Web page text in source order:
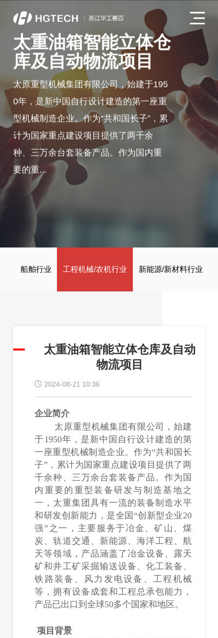
太重油箱智能立体仓
库及自动物流项目
太原重型机械集团有限公司，始建于195
0年，是新中国自行设计建造的第一座重
型机械制造企业。作为“共和国长子”，累
计为国家重点建设项目提供了两千余
种、三万余台套装备产品。作为国内重
要的重...
船舶行业 工程机械/农机行业 新能源/新材料行业
太重油箱智能立体仓库及自动
物流项目
2024-08-21 10:36
企业简介
太原重型机械集团有限公司，始建
于1950年，是新中国自行设计建造的第
一座重型机械制造企业。作为“共和国长
子”，累计为国家重点建设项目提供了两
千余种、三万余台套装备产品。作为国
内重要的重型装备研发与制造基地之
一，太重集团具有一流的装备制造水平
和研发创新能力，是全国“创新型企业20
强”之一，主要服务于冶金、矿山、煤
炭、轨道交通、新能源、海洋工程、航
天等领域，产品涵盖了冶金设备、露天
矿和井工矿采掘输送设备、化工装备、
铁路装备、风力发电设备、工程机械
等，拥有设备成套和工程总承包能力，
产品已出口到全球50多个国家和地区。
项目背景